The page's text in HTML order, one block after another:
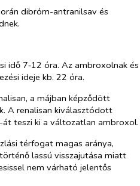
dibróm-antranilsav és
idő 7‑12 óra. Az ambroxolnak és
ideje kb. 22 óra.
a májban képződött
A renalisan kiválasztódott
teszi ki a változatlan ambroxol.
térfogat magas aránya,
lassú visszajutása miatt
nem várható jelentős